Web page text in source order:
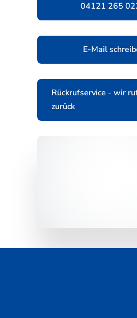
04121 265
E-Mail
Rückrufservice - wir
zurück